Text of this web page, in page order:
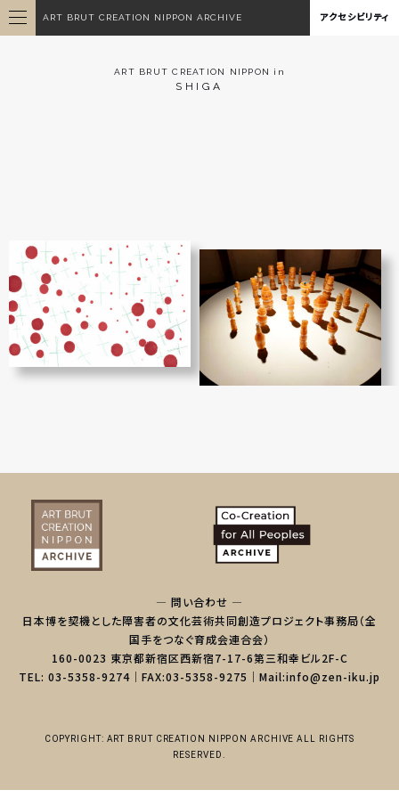
ART BRUT CREATION NIPPON ARCHIVE アクセシビリティ
ART BRUT CREATION NIPPON in
SHIGA
無題
鶴川 弘二
無題
鶴川 弘二
— 問い合わせ —
日本博を契機とした障害者の文化芸術共同創造プロジェクト事務局（全
国手をつなぐ育成会連合会）
160-0023 東京都新宿区西新宿7-17-6第三和幸ビル2F-C
TEL: 03-5358-9274｜FAX:03-5358-9275｜Mail:info@zen-iku.jp
COPYRIGHT: ART BRUT CREATION NIPPON ARCHIVE ALL RIGHTS
RESERVED.